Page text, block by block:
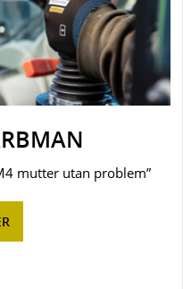
mutter utan problem”